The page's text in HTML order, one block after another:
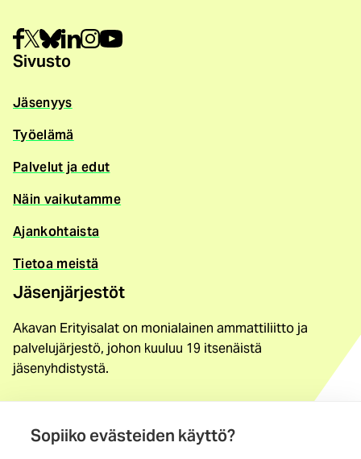
Sopiiko evästeiden käyttö?
Sivusto
Jäsenyys
Työelämä
Palvelut ja edut
Näin vaikutamme
Ajankohtaista
Tietoa meistä
Jäsenjärjestöt
Akavan Erityisalat on monialainen ammattiliitto ja
palvelujärjestö, johon kuuluu 19 itsenäistä
jäsenyhdistystä.
Yhteystiedot